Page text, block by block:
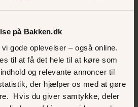
på Bakken.dk
gode oplevelser – også online.
til at få det hele til at køre som
og relevante annoncer til
der hjælper os med at gøre
Hvis du giver samtykke, deler